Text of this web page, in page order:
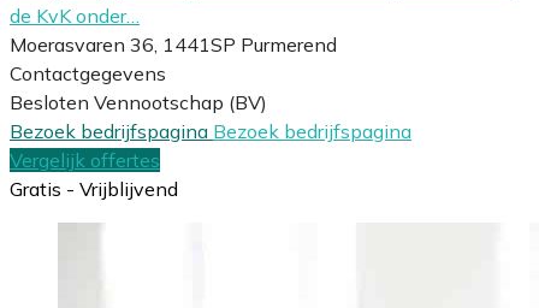
de KvK onder…
Moerasvaren 36, 1441SP Purmerend
Contactgegevens
Besloten Vennootschap (BV)
Bezoek bedrijfspagina Bezoek bedrijfspagina
Vergelijk offertes
Gratis - Vrijblijvend